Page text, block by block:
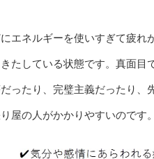
エネルギーを使いすぎて疲
たしている状態です。真面
たり、完璧主義だったり、
の人がかかりやすいのです。